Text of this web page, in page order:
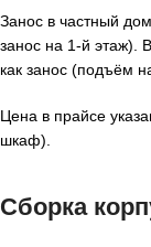
Занос в частный
занос на 1-й этаж).
как занос (подъём
Цена в прайсе
шкаф).
Сборка